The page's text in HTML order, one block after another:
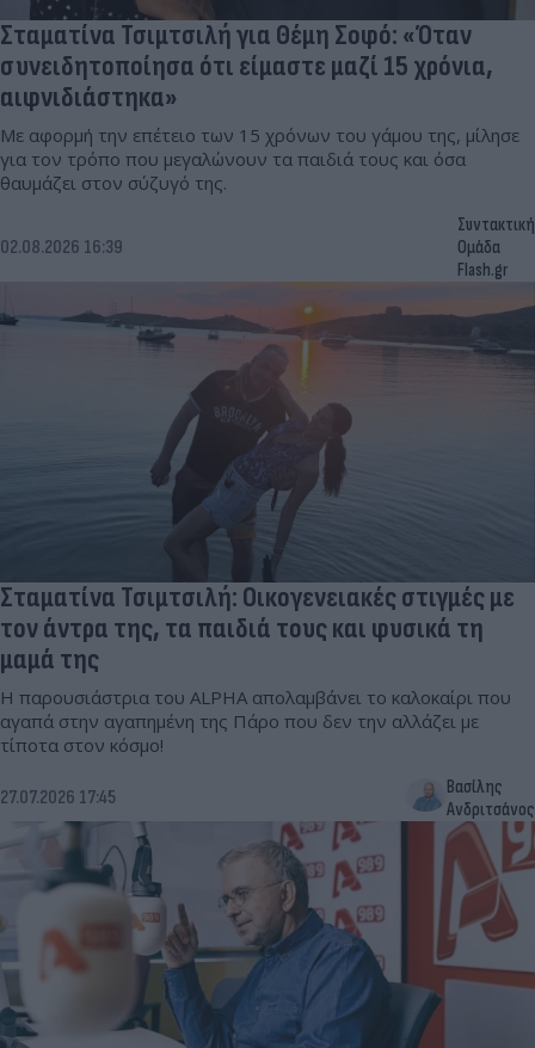
Σταματίνα Τσιμτσιλή για Θέμη Σοφό: «Όταν
συνειδητοποίησα ότι είμαστε μαζί 15 χρόνια,
αιφνιδιάστηκα»
Με αφορμή την επέτειο των 15 χρόνων του γάμου της, μίλησε
για τον τρόπο που μεγαλώνουν τα παιδιά τους και όσα
θαυμάζει στον σύζυγό της.
02.08.2026 16:39
Συντακτική
Ομάδα
Flash.gr
Σταματίνα Τσιμτσιλή: Οικογενειακές στιγμές με
τον άντρα της, τα παιδιά τους και φυσικά τη
μαμά της
Η παρουσιάστρια του ALPHA απολαμβάνει το καλοκαίρι που
αγαπά στην αγαπημένη της Πάρο που δεν την αλλάζει με
τίποτα στον κόσμο!
27.07.2026 17:45
Βασίλης
Ανδριτσάνος